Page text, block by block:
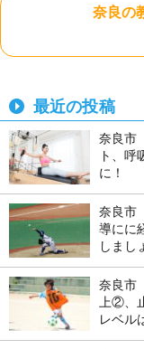
奈良の
最近の投稿
奈良市
ト、呼
に！
奈良市
導にに
しまし
奈良市
上②、
レベル